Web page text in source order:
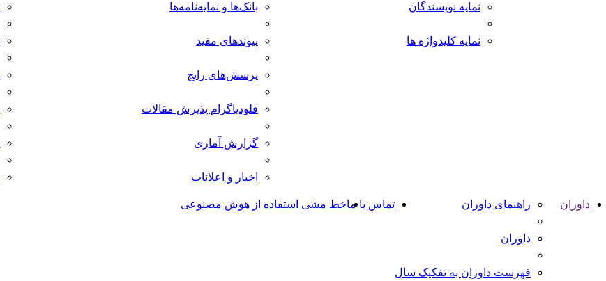
نمایه نویسندگان
نمایه کلیدواژه ها
بانک‌ها و نمایه‌‌نامه‌ها
پیوندهای مفید
پرسش‌های رایج
فلودیاگرام پذیرش مقالات
گزارش آماری
اخبار و اعلانات
داوران راهنمای داوران
داوران
فهرست داوران به تفکیک سال
تماس با ماخط مشی استفاده از هوش مصنوعی